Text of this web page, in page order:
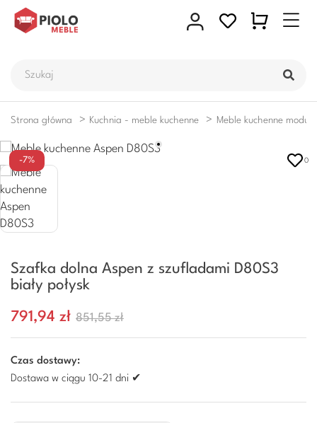
Strona główna Kuchnia - meble kuchenne Meble kuchenne
-7% 0
Szafka dolna Aspen z szufladami D80S3
biały połysk
791,94 zł 851,55 zł
Czas dostawy:
Dostawa w ciągu 10-21 dni ✔